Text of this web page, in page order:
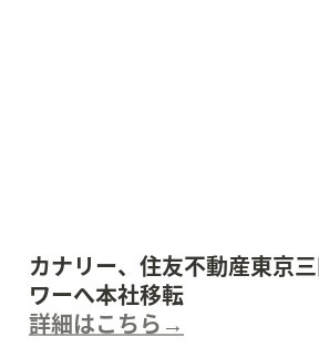
カナリー、住友不動産東京
詳細はこちら→